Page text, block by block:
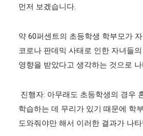
먼저 보겠습니다.
약 60퍼센트의 초등학생 학부모가
코로나 판데믹 사태로 인한 자녀들
영향을 받았다고 생각하는 것으로
진행자: 아무래도 초등학생의 경우
학습하는 데 무리가 있기 때문에 학
도와줘야만 해서 이러한 결과가 나